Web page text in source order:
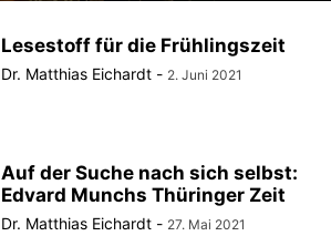
Lesestoff für die Frühlingszeit
Dr. Matthias Eichardt - 2. Juni 2021
Auf der Suche nach sich selbst:
Edvard Munchs Thüringer Zeit
Dr. Matthias Eichardt - 27. Mai 2021